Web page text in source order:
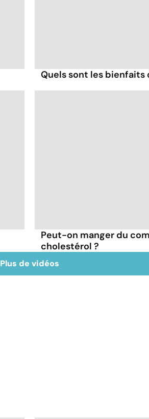
Quels sont les bienfaits
Peut-on manger du
cholestérol ?
Plus de vidéos